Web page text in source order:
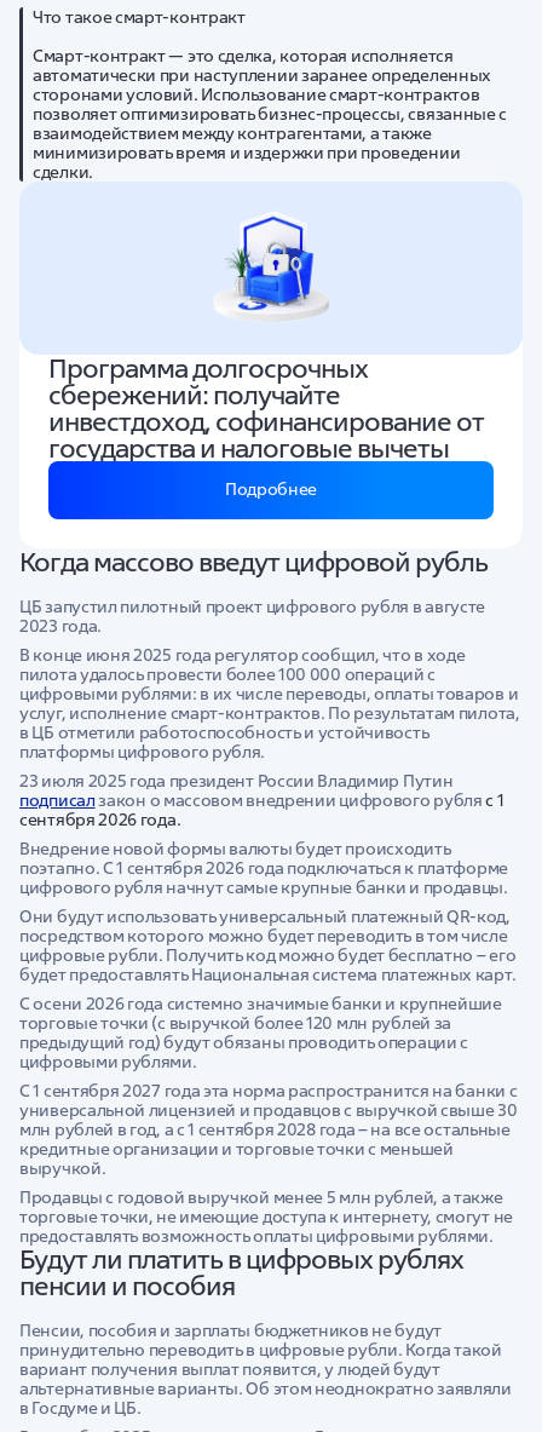
Что такое смарт-контракт
Смарт-контракт — это сделка, которая исполняется
автоматически при наступлении заранее определенных
сторонами условий. Использование смарт-контрактов
позволяет оптимизировать бизнес-процессы, связанные с
взаимодействием между контрагентами, а также
минимизировать время и издержки при проведении
сделки.
Программа долгосрочных
сбережений: получайте
инвестдоход, софинансирование от
государства и налоговые вычеты
Подробнее
Когда массово введут цифровой рубль
ЦБ запустил пилотный проект цифрового рубля в августе
2023 года.
В конце июня 2025 года регулятор сообщил, что в ходе
пилота удалось провести более 100 000 операций с
цифровыми рублями: в их числе переводы, оплаты товаров и
услуг, исполнение смарт-контрактов. По результатам пилота,
в ЦБ отметили работоспособность и устойчивость
платформы цифрового рубля.
23 июля 2025 года президент России Владимир Путин
подписалзакон о массовом внедрении цифрового рубляс 1
сентября 2026 года.
Внедрение новой формы валюты будет происходить
поэтапно. С 1 сентября 2026 года подключаться к платформе
цифрового рубля начнут самые крупные банки и продавцы.
Они будут использовать универсальный платежный QR-код,
посредством которого можно будет переводить в том числе
цифровые рубли. Получить код можно будет бесплатно – его
будет предоставлять Национальная система платежных карт.
С осени 2026 года системно значимые банки и крупнейшие
торговые точки (с выручкой более 120 млн рублей за
предыдущий год) будут обязаны проводить операции с
цифровыми рублями.
С 1 сентября 2027 года эта норма распространится на банки с
универсальной лицензией и продавцов с выручкой свыше 30
млн рублей в год, а с 1 сентября 2028 года – на все остальные
кредитные организации и торговые точки с меньшей
выручкой.
Продавцы с годовой выручкой менее 5 млн рублей, а также
торговые точки, не имеющие доступа к интернету, смогут не
предоставлять возможность оплаты цифровыми рублями.
Будут ли платить в цифровых рублях
пенсии и пособия
Пенсии, пособия и зарплаты бюджетников не будут
принудительно переводить в цифровые рубли. Когда такой
вариант получения выплат появится, у людей будут
альтернативные варианты. Об этом неоднократно заявляли
в Госдуме и ЦБ.